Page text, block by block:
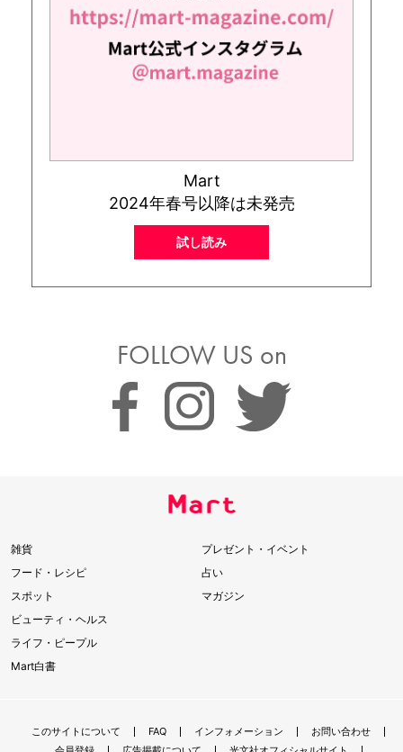
Mart
2024年春号以降は未発売
試し読み
FOLLOW US on
雑貨
フード・レシピ
スポット
ビューティ・ヘルス
ライフ・ピープル
Mart白書
プレゼント・イベント
占い
マガジン
このサイトについて FAQ インフォメーション
お問い合わせ